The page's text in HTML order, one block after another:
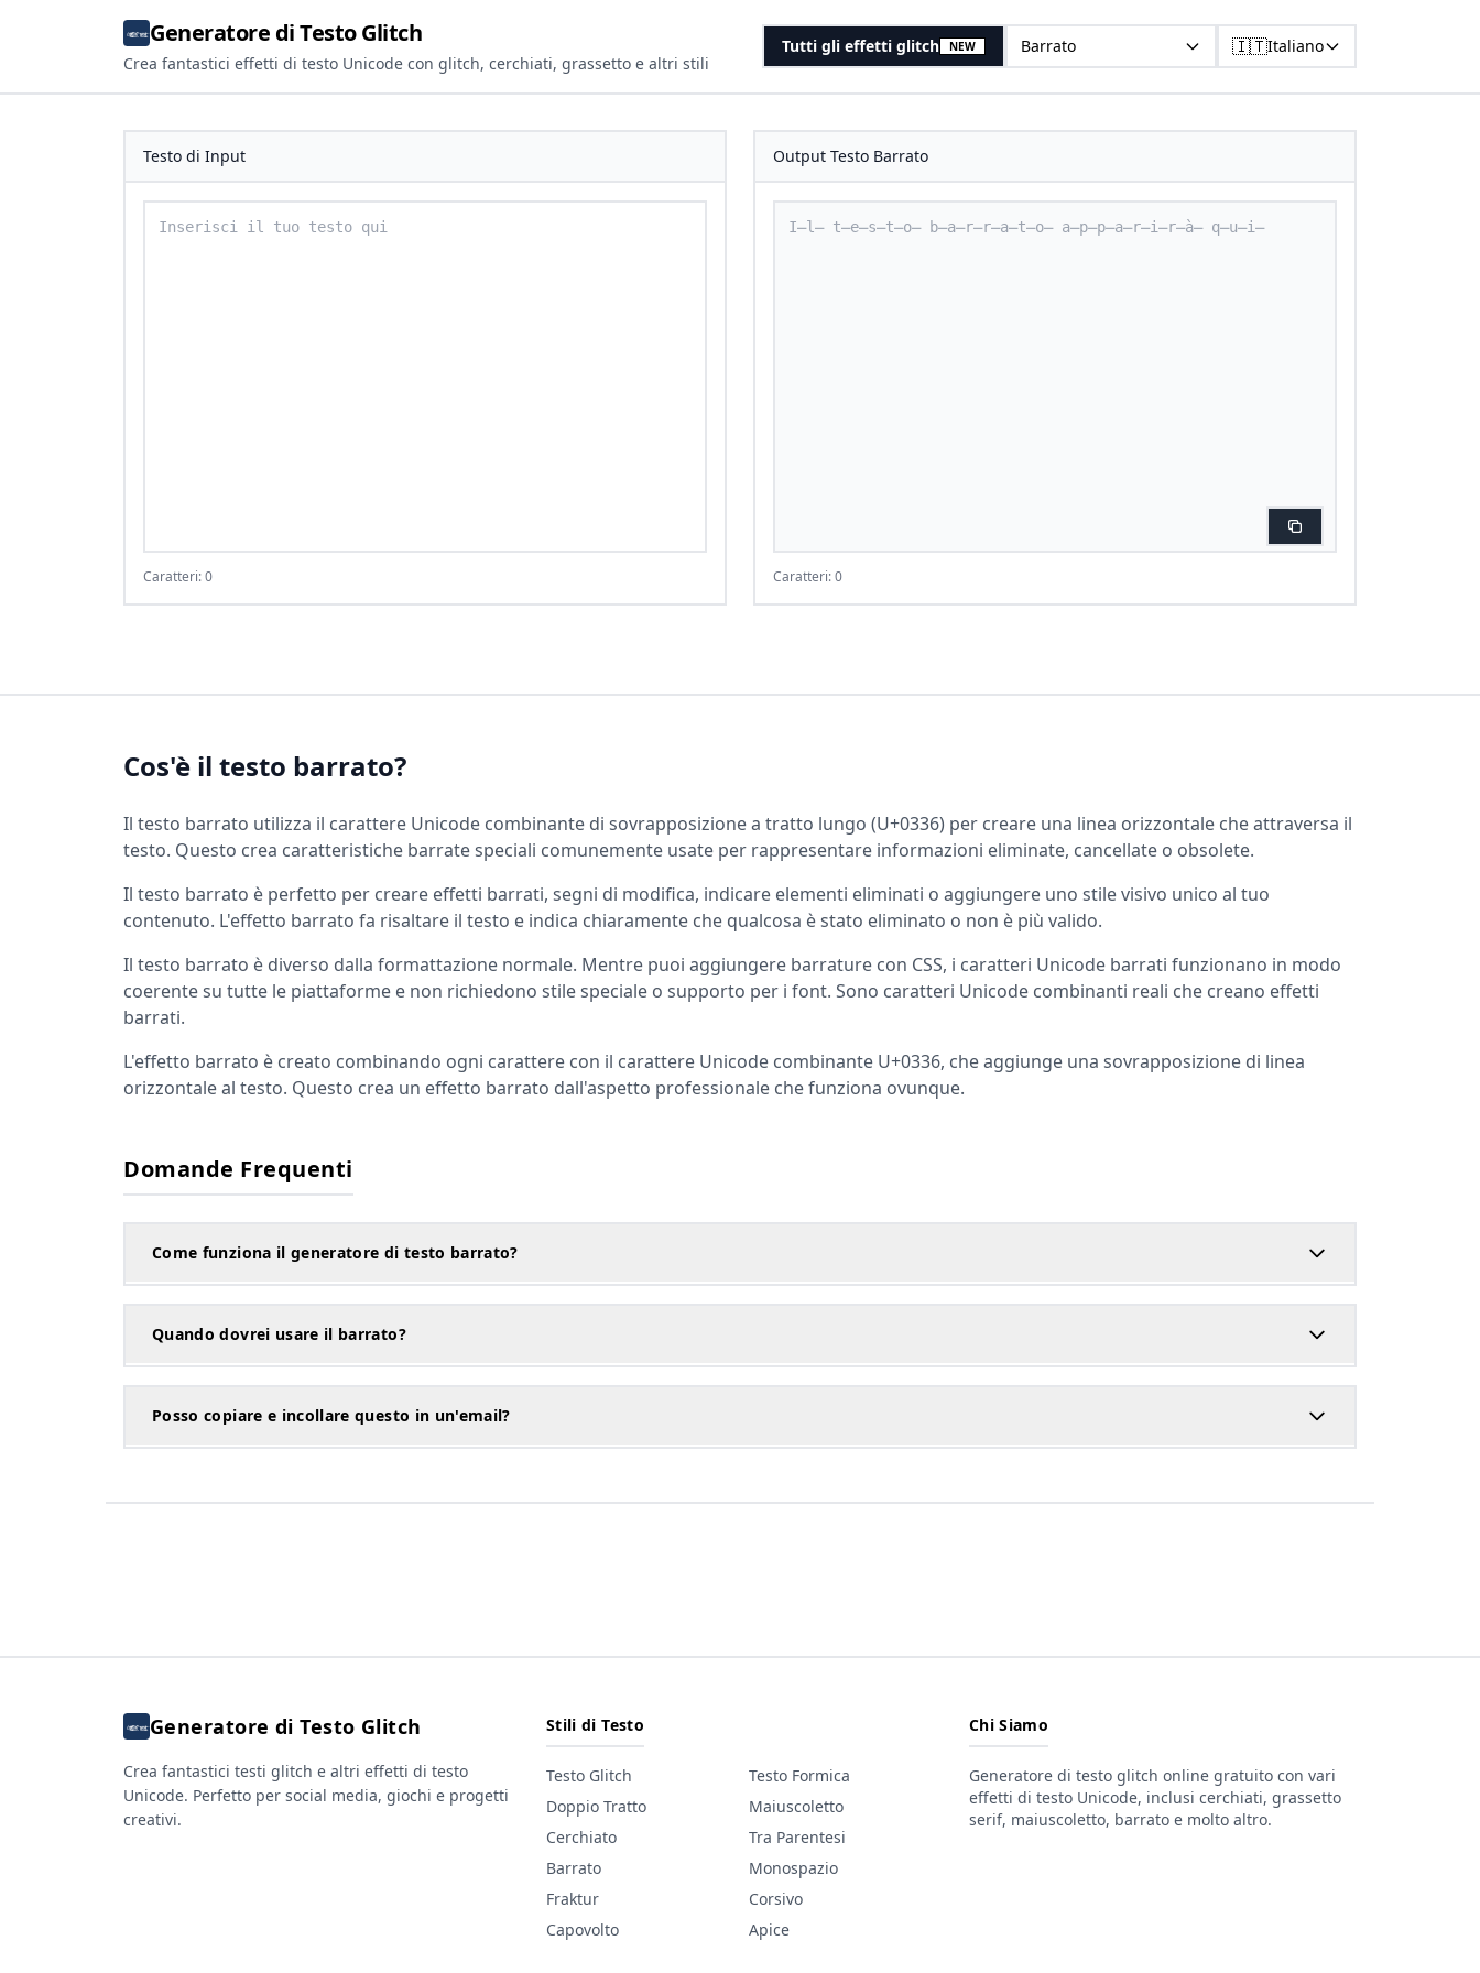
Generatore di Testo Glitch
Crea fantastici effetti di testo Unicode con glitch, cerchiati, grassetto e altri stili
Tutti gli effetti glitch NEW Barrato 🇮🇹Italiano
Testo di Input
Caratteri: 0
Output Testo Barrato
Caratteri: 0
Cos'è il testo barrato?
Il testo barrato utilizza il carattere Unicode combinante di sovrapposizione a tratto lungo (U+0336) per creare una linea orizzontale che attraversa il
testo. Questo crea caratteristiche barrate speciali comunemente usate per rappresentare informazioni eliminate, cancellate o obsolete.
Il testo barrato è perfetto per creare effetti barrati, segni di modifica, indicare elementi eliminati o aggiungere uno stile visivo unico al tuo
contenuto. L'effetto barrato fa risaltare il testo e indica chiaramente che qualcosa è stato eliminato o non è più valido.
Il testo barrato è diverso dalla formattazione normale. Mentre puoi aggiungere barrature con CSS, i caratteri Unicode barrati funzionano in modo
coerente su tutte le piattaforme e non richiedono stile speciale o supporto per i font. Sono caratteri Unicode combinanti reali che creano effetti
barrati.
L'effetto barrato è creato combinando ogni carattere con il carattere Unicode combinante U+0336, che aggiunge una sovrapposizione di linea
orizzontale al testo. Questo crea un effetto barrato dall'aspetto professionale che funziona ovunque.
Domande Frequenti
Come funziona il generatore di testo barrato?
Quando dovrei usare il barrato?
Posso copiare e incollare questo in un'email?
Generatore di Testo Glitch
Crea fantastici testi glitch e altri effetti di testo
Unicode. Perfetto per social media, giochi e progetti
creativi.
Stili di Testo
Testo Glitch
Testo Formica
Doppio Tratto
Maiuscoletto
Cerchiato
Tra Parentesi
Barrato
Monospazio
Fraktur
Corsivo
Capovolto
Apice
Chi Siamo
Generatore di testo glitch online gratuito con vari
effetti di testo Unicode, inclusi cerchiati, grassetto
serif, maiuscoletto, barrato e molto altro.